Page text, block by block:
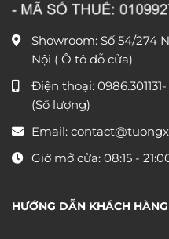
Showroom: Số 54/274
Nội ( Ô tô đỗ cửa)
Điện thoại: 0986.301131-
(Số lượng)
Email:
Giờ mở cửa: 08:15 -
HƯỚNG DẪN KHÁCH HÀNG